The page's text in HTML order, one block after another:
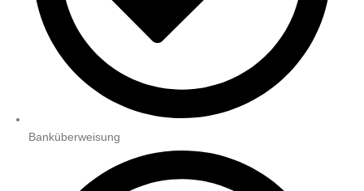
Banküberweisung